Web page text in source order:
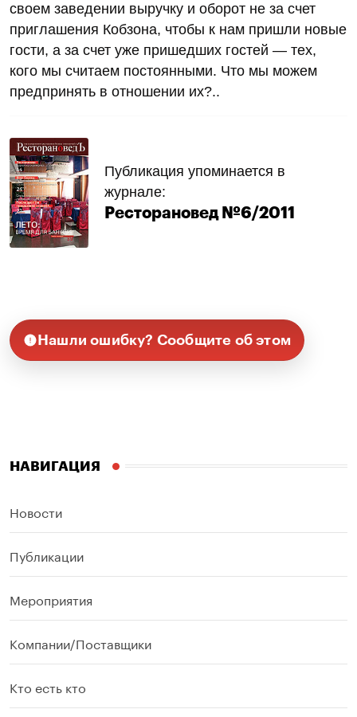
своем заведении выручку и оборот не за счет
приглашения Кобзона, чтобы к нам пришли новые
гости, а за счет уже пришедших гостей — тех,
кого мы считаем постоянными. Что мы можем
предпринять в отношении их?..
Публикация упоминается в
журнале:
Ресторановед №6/2011
Нашли ошибку? Сообщите об этом
НАВИГАЦИЯ
Новости
Публикации
Мероприятия
Компании/Поставщики
Кто есть кто